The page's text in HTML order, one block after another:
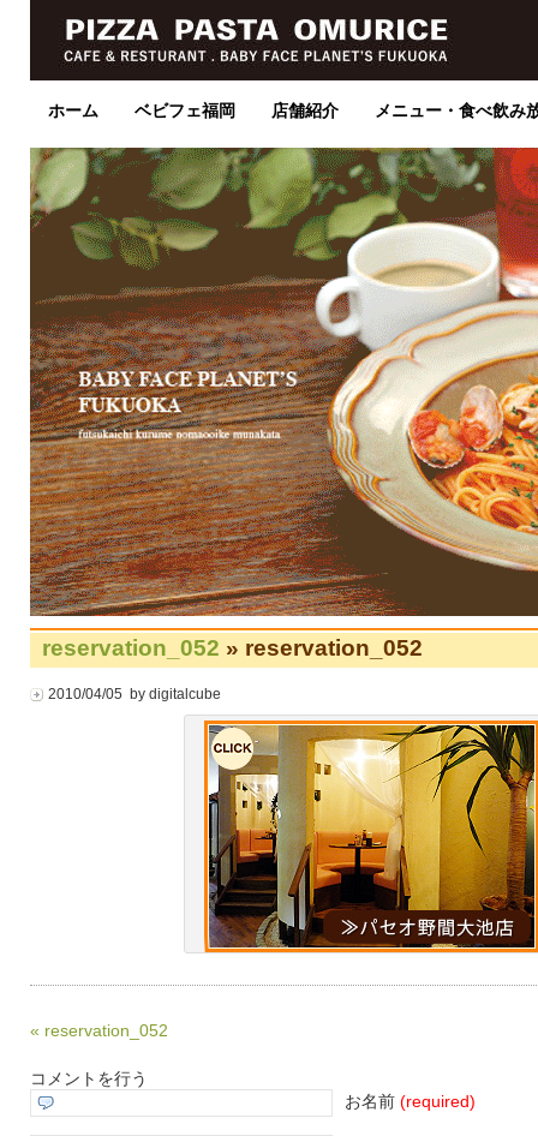
ホーム ベビフェ福岡 店舗紹介 メニュー・食べ飲み
reservation_052 » reservation_052
2010/04/05 by digitalcube
« reservation_052
コメントを行う
お名前 (required)